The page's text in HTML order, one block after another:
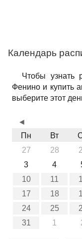
Календарь
Чтобы узнать
Фенино и купить
выберите этот
Пн
Вт
27
28
3
4
10
11
17
18
24
25
31
1
◄